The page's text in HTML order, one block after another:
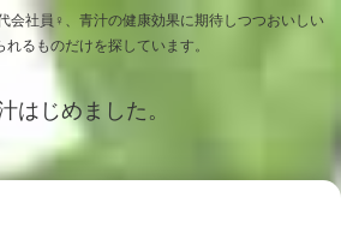
会社員♀、青汁の健康効果に期待しつつおいしい
れるものだけを探しています。
はじめました。